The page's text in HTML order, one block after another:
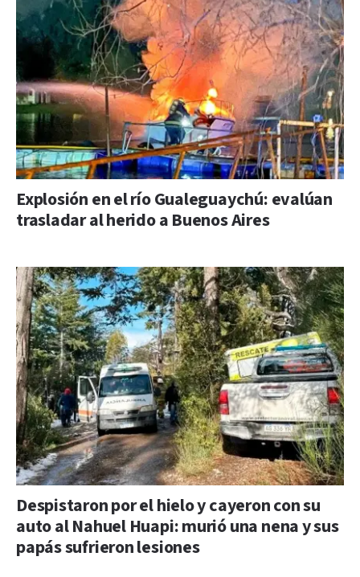
Explosión en el río Gualeguaychú: evalúan
trasladar al herido a Buenos Aires
Despistaron por el hielo y cayeron con su
auto al Nahuel Huapi: murió una nena y sus
papás sufrieron lesiones